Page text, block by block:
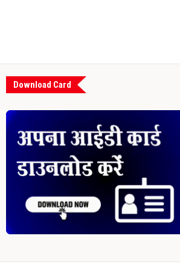
Download Card